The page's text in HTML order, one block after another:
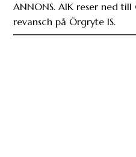
ANNONS. AIK reser ned
revansch på Örgryte IS.